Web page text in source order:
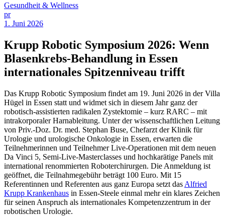
Gesundheit & Wellness
pr
1. Juni 2026
Krupp Robotic Symposium 2026: Wenn
Blasenkrebs-Behandlung in Essen
internationales Spitzenniveau trifft
Das Krupp Robotic Symposium findet am 19. Juni 2026 in der Villa
Hügel in Essen statt und widmet sich in diesem Jahr ganz der
robotisch-assistierten radikalen Zystektomie – kurz RARC – mit
intrakorporaler Harnableitung. Unter der wissenschaftlichen Leitung
von Priv.-Doz. Dr. med. Stephan Buse, Chefarzt der Klinik für
Urologie und urologische Onkologie in Essen, erwarten die
Teilnehmerinnen und Teilnehmer Live-Operationen mit dem neuen
Da Vinci 5, Semi-Live-Masterclasses und hochkarätige Panels mit
international renommierten Roboterchirurgen. Die Anmeldung ist
geöffnet, die Teilnahmegebühr beträgt 100 Euro. Mit 15
Referentinnen und Referenten aus ganz Europa setzt das Alfried
Krupp Krankenhaus in Essen-Steele einmal mehr ein klares Zeichen
für seinen Anspruch als internationales Kompetenzzentrum in der
robotischen Urologie.